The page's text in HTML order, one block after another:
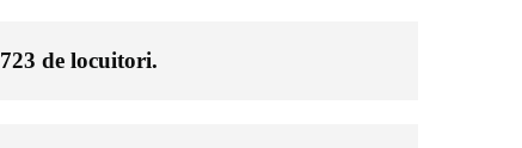
723 de locuitori.